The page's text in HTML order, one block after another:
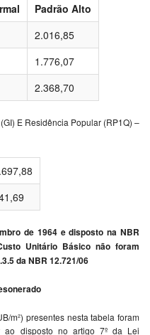
Padrão Alto
2.016,85
1.776,07
2.368,70
E Residência Popular (RP1Q) –
de 1964 e disposto na NBR
Unitário Básico não foram
da NBR 12.721/06
m²) presentes nesta tabela foram
ao disposto no artigo 7º da Lei